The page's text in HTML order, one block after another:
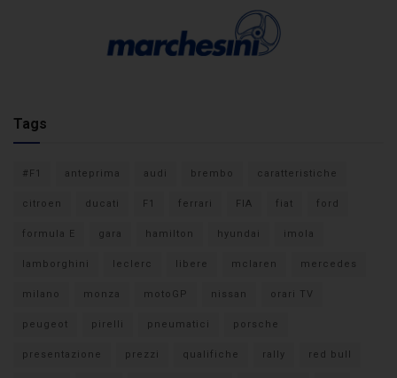
Tags
#F1 anteprima audi brembo caratteristiche
citroen ducati F1 ferrari FIA fiat ford
formula E gara hamilton hyundai imola
lamborghini leclerc libere mclaren mercedes
milano monza motoGP nissan orari TV
peugeot pirelli pneumatici porsche
presentazione prezzi qualifiche rally red bull